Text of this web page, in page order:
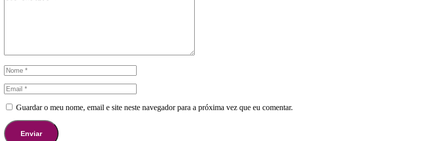
Guardar o meu nome, email e site neste navegador para a próxima vez que eu comentar.